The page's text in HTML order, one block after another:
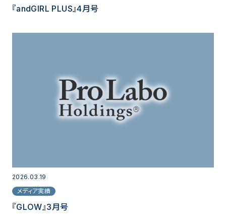
『andGIRL PLUS』4月号
2026.03.19
メディア実績
『GLOW』3月号